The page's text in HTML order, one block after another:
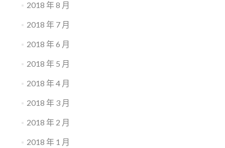
2018 年 8 月
2018 年 7 月
2018 年 6 月
2018 年 5 月
2018 年 4 月
2018 年 3 月
2018 年 2 月
2018 年 1 月